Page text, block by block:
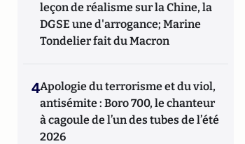
leçon de réalisme sur la Chine, la
DGSE une d'arrogance; Marine
Tondelier fait du Macron
4Apologie du terrorisme et du viol,
antisémite : Boro 700, le chanteur
à cagoule de l’un des tubes de l’été
2026